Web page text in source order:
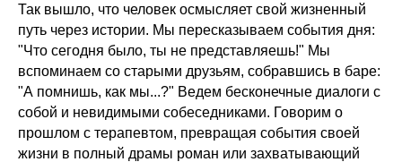
Так вышло, что человек осмысляет свой жизненный
путь через истории. Мы пересказываем события дня:
"Что сегодня было, ты не представляешь!" Мы
вспоминаем со старыми друзьям, собравшись в баре:
"А помнишь, как мы...?" Ведем бесконечные диалоги с
собой и невидимыми собеседниками. Говорим о
прошлом с терапевтом, превращая события своей
жизни в полный драмы роман или захватывающий